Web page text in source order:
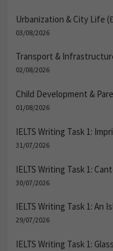
Urbanization & City Life
03/08/2026
Transport &
02/08/2026
Child Development &
01/08/2026
IELTS Writing Task 1:
31/07/2026
IELTS Writing Task 1:
30/07/2026
IELTS Writing Task 1: An
29/07/2026
IELTS Writing Task 1: